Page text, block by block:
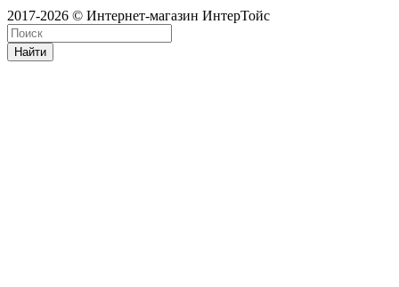
2017-2026 © Интернет-магазин ИнтерТойс
Найти